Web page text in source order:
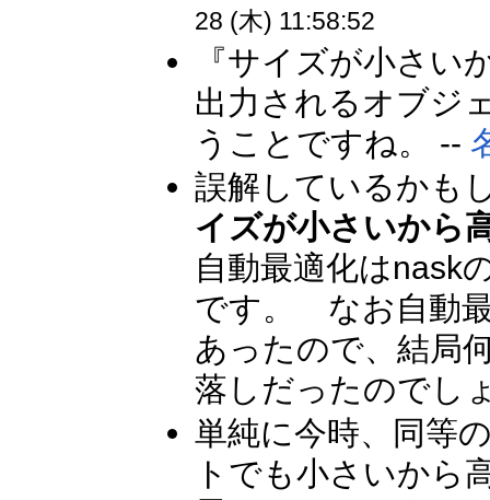
28 (木) 11:58:52
『サイズが小さい
出力されるオブジ
うことですね。 --
誤解しているかも
イズが小さいから
自動最適化はnask
です。 なお自動
あったので、結局
落しだったのでし
単純に今時、同等
トでも小さいから